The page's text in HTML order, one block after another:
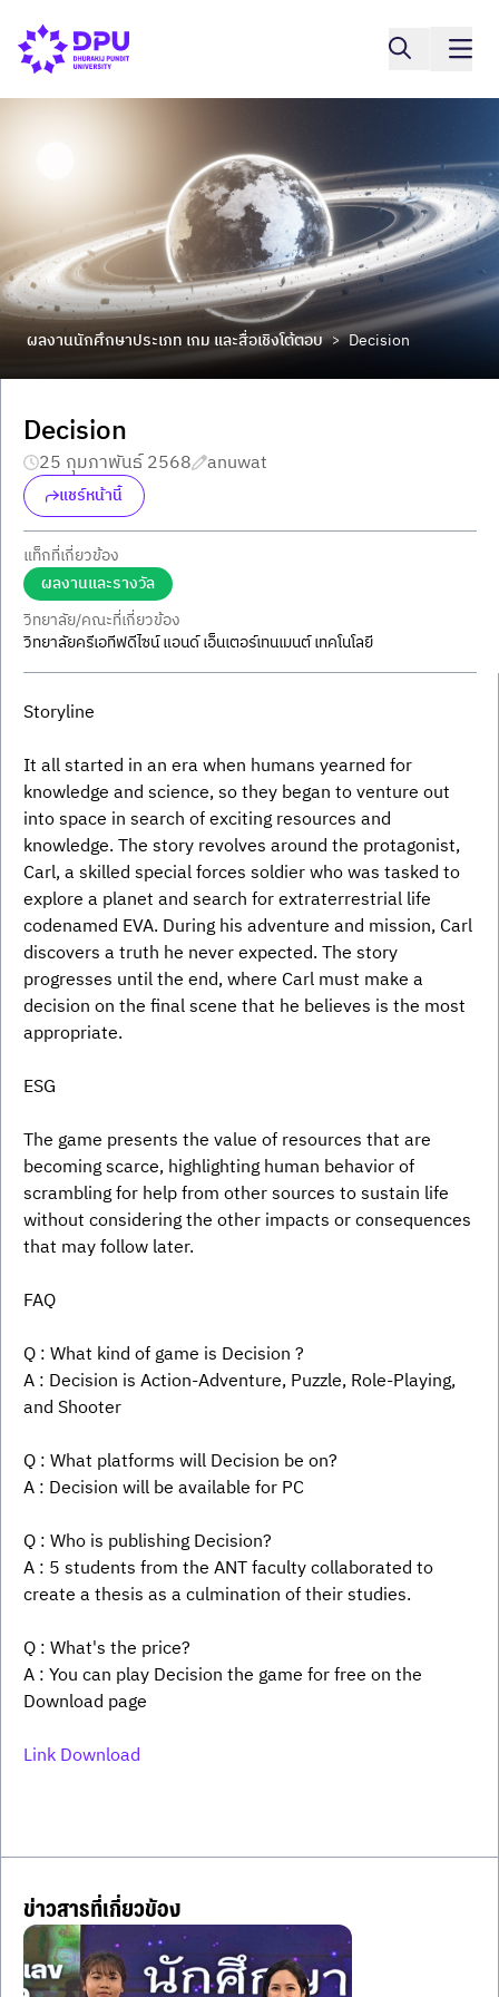
ผลงานนักศึกษาประเภท เกม และสื่อเชิงโต้ตอบ > Decision
Decision
25 กุมภาพันธ์ 2568 anuwat
แชร์หน้านี้
แท็กที่เกี่ยวข้อง
ผลงานและรางวัล
วิทยาลัย/คณะที่เกี่ยวข้อง
วิทยาลัยครีเอทีฟดีไซน์ แอนด์ เอ็นเตอร์เทนเมนต์ เทคโนโลยี
Storyline
It all started in an era when humans yearned for
knowledge and science, so they began to venture out
into space in search of exciting resources and
knowledge. The story revolves around the protagonist,
Carl, a skilled special forces soldier who was tasked to
explore a planet and search for extraterrestrial life
codenamed EVA. During his adventure and mission, Carl
discovers a truth he never expected. The story
progresses until the end, where Carl must make a
decision on the final scene that he believes is the most
appropriate.
ESG
The game presents the value of resources that are
becoming scarce, highlighting human behavior of
scrambling for help from other sources to sustain life
without considering the other impacts or consequences
that may follow later.
FAQ
Q : What kind of game is Decision ?
A : Decision is Action-Adventure, Puzzle, Role-Playing,
and Shooter
Q : What platforms will Decision be on?
A : Decision will be available for PC
Q : Who is publishing Decision?
A : 5 students from the ANT faculty collaborated to
create a thesis as a culmination of their studies.
Q : What's the price?
A : You can play Decision the game for free on the
Download page
Link Download
ข่าวสารที่เกี่ยวข้อง